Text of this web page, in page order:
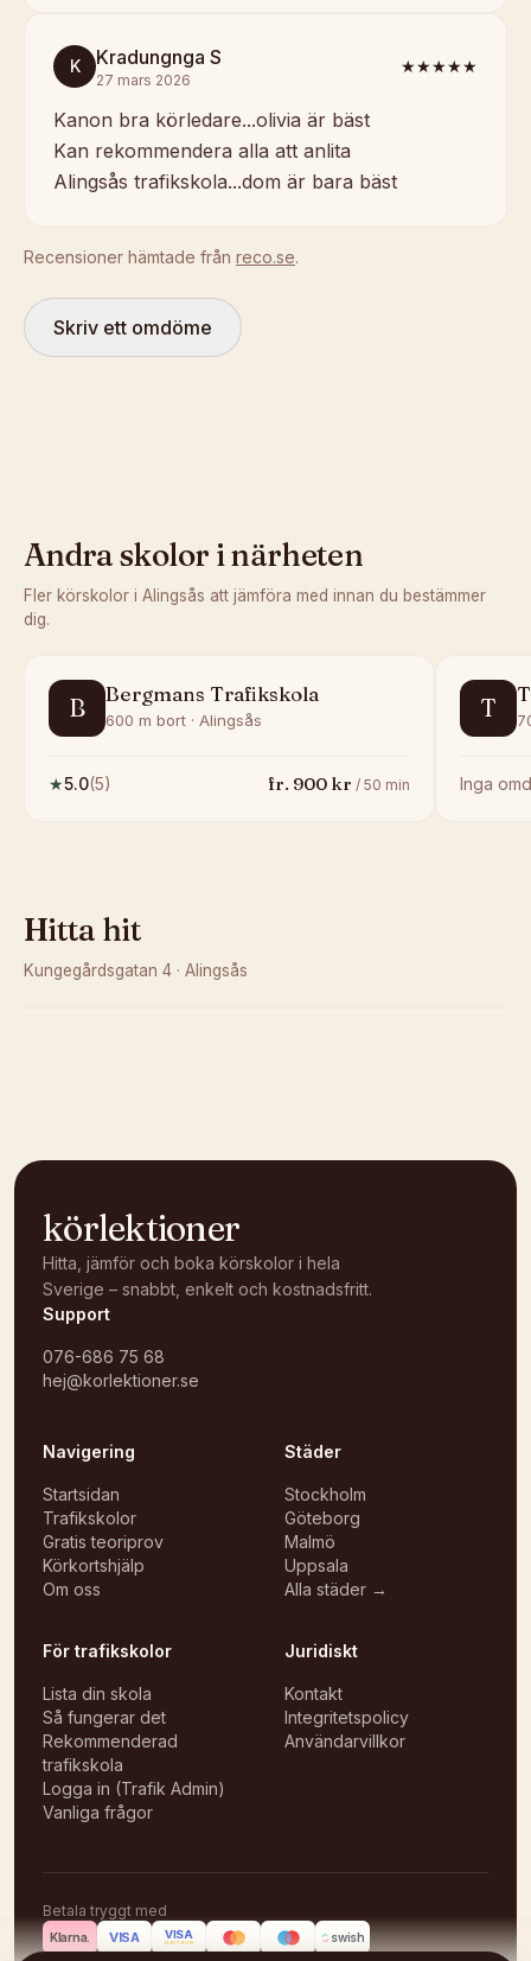
K Kradungnga S
27 mars 2026
★★★★★
Kanon bra körledare...olivia är bäst
Kan rekommendera alla att anlita
Alingsås trafikskola...dom är bara bäst
Recensioner hämtade från reco.se.
Skriv ett omdöme
Andra skolor i närheten
Fler körskolor i Alingsås att jämföra med innan du bestämmer
dig.
B Bergmans Trafikskola
600 m bort · Alingsås
★5.0(5) fr. 900kr / 50 min
T
Inga
Hitta hit
Kungegårdsgatan 4 · Alingsås
körlektioner
Hitta, jämför och boka körskolor i hela
Sverige – snabbt, enkelt och kostnadsfritt.
Support
076-686 75 68
hej@korlektioner.se
Navigering
Startsidan
Trafikskolor
Gratis teoriprov
Körkortshjälp
Om oss
Städer
Stockholm
Göteborg
Malmö
Uppsala
Alla städer →
För trafikskolor
Lista din skola
Så fungerar det
Rekommenderad
trafikskola
Logga in (Trafik Admin)
Vanliga frågor
Juridiskt
Kontakt
Integritetspolicy
Användarvillkor
Betala tryggt med
Klarna. VISA VISA
ELECTRON swish